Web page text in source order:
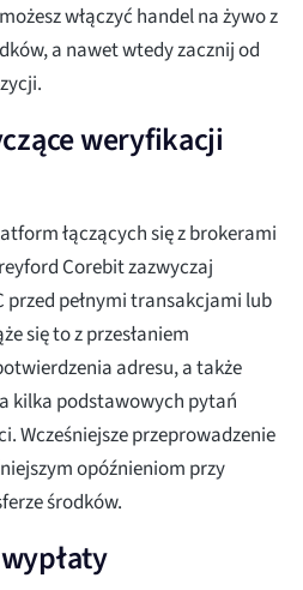
włączyć handel na żywo z
a nawet wtedy zacznij od
weryfikacji
łączących się z brokerami
Corebit zazwyczaj
pełnymi transakcjami lub
się to z przesłaniem
adresu, a także
kilka podstawowych pytań
Wcześniejsze przeprowadzenie
opóźnieniom przy
środków.